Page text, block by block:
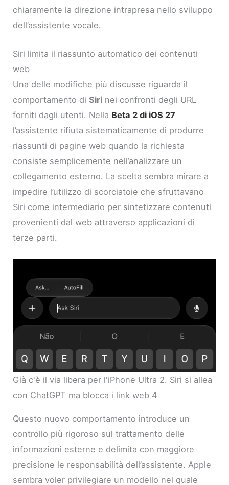
chiaramente la direzione intrapresa nello sviluppo
dell’assistente vocale.
Siri limita il riassunto automatico dei contenuti
web
Una delle modifiche più discusse riguarda il
comportamento diSiri nei confronti degli URL
forniti dagli utenti. Nella Beta 2 di iOS 27
l’assistente rifiuta sistematicamente di produrre
riassunti di pagine web quando la richiesta
consiste semplicemente nell’analizzare un
collegamento esterno. La scelta sembra mirare a
impedire l’utilizzo di scorciatoie che sfruttavano
Siri come intermediario per sintetizzare contenuti
provenienti dal web attraverso applicazioni di
terze parti.
Già c'è il via libera per l'iPhone Ultra 2. Siri si allea
con ChatGPT ma blocca i link web 4
Questo nuovo comportamento introduce un
controllo più rigoroso sul trattamento delle
informazioni esterne e delimita con maggiore
precisione le responsabilità dell’assistente. Apple
sembra voler privilegiare un modello nel quale